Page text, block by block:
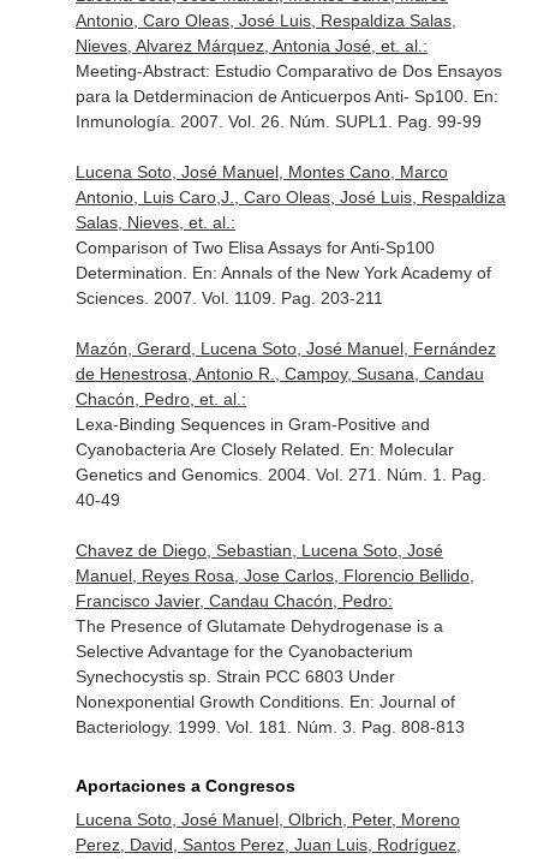
Antonio, Caro Oleas, José Luis, Respaldiza Salas,
Nieves, Alvarez Márquez, Antonia José, et. al.:
Meeting-Abstract: Estudio Comparativo de Dos Ensayos
para la Detderminacion de Anticuerpos Anti- Sp100. En:
Inmunología . 2007. Vol. 26. Núm. SUPL1. Pag. 99-99
Lucena Soto, José Manuel, Montes Cano, Marco
Antonio, Luis Caro,J., Caro Oleas, José Luis, Respaldiza
Salas, Nieves, et. al.:
Comparison of Two Elisa Assays for Anti-Sp100
Determination. En: Annals of the New York Academy of
Sciences. 2007. Vol. 1109. Pag. 203-211
Mazón, Gerard, Lucena Soto, José Manuel, Fernández
de Henestrosa, Antonio R., Campoy, Susana, Candau
Chacón, Pedro, et. al.:
Lexa-Binding Sequences in Gram-Positive and
Cyanobacteria Are Closely Related. En: Molecular
Genetics and Genomics. 2004. Vol. 271. Núm. 1. Pag.
40-49
Chavez de Diego, Sebastian, Lucena Soto, José
Manuel, Reyes Rosa, Jose Carlos, Florencio Bellido,
Francisco Javier, Candau Chacón, Pedro:
The Presence of Glutamate Dehydrogenase is a
Selective Advantage for the Cyanobacterium
Synechocystis sp. Strain PCC 6803 Under
Nonexponential Growth Conditions. En: Journal of
Bacteriology. 1999. Vol. 181. Núm. 3. Pag. 808-813
Aportaciones a Congresos
Lucena Soto, José Manuel, Olbrich, Peter, Moreno
Perez, David, Santos Perez, Juan Luis, Rodríguez,